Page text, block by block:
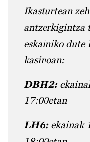
Ikasturtean
antzerkigintza
eskainiko dute
kasinoan:
DBH2:
17:00etan
LH6: ekainak